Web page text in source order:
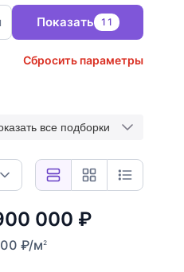
Показать 11
Сбросить параметры
все подборки
000 ₽
₽/м2